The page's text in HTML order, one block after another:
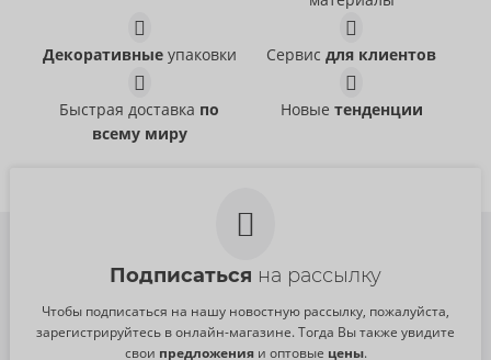
37,95 €
24 pack
Extra Lubricated
SKYN
04143520000
Размер:10 pack
Intense Feel
SKYN
04119140000
20,95 €
Декоративныеупаковки Сервисдля клиентов
Быстрая доставка по
всему миру
Новые тенденции
Подписаться на рассылку
Чтобы подписаться на нашу новостную рассылку, пожалуйста,
зарегистрируйтесь в онлайн-магазине. Тогда Вы также увидите
свои предложенияи оптовые цены.